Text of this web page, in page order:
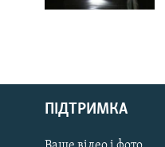
Русский
QırımtatarПІДТРИМКА